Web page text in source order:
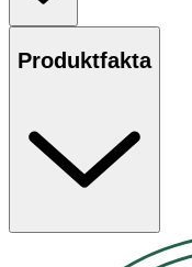
dekorativ framsida i
mjuk korallfleece som
En värmande filt som
- Mjukbabyfilt
- Ger en trygg
Produktfakta